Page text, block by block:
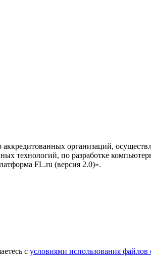
организаций,
технологий, по разработке
FL.ru (версия 2.0)».
с условиями использования файлов